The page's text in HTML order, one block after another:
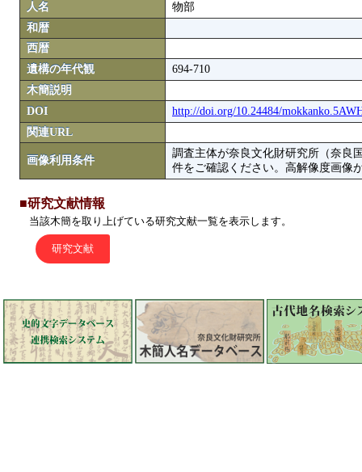
人名
物部
和暦
西暦
遺構の年代観
694-710
木簡説明
DOI
http://doi.org/10.24484/
関連URL
画像利用条件
調査主体が奈良文化財研究所（奈良
件をご確認ください。高解像度画像
■研究文献情報
当該木簡を取り上げている研究文献一覧を表示します。
研究文献